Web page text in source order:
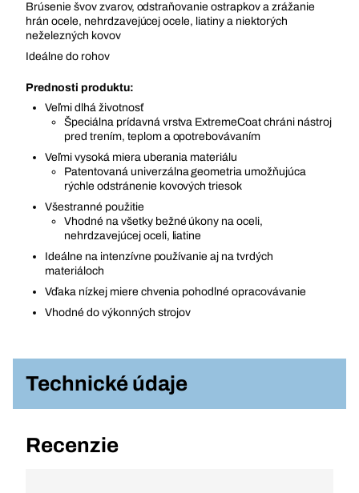
Brúsenie švov zvarov, odstraňovanie ostrapkov a zrážanie
hrán ocele, nehrdzavejúcej ocele, liatiny a niektorých
neželezných kovov
Ideálne do rohov
Prednosti produktu:
Veľmi dlhá životnosť
Špeciálna prídavná vrstva ExtremeCoat chráni nástroj
pred trením, teplom a opotrebovávaním
Veľmi vysoká miera uberania materiálu
Patentovaná univerzálna geometria umožňujúca
rýchle odstránenie kovových triesok
Všestranné použitie
Vhodné na všetky bežné úkony na oceli,
nehrdzavejúcej oceli, liatine
Ideálne na intenzívne používanie aj na tvrdých
materiáloch
Vďaka nízkej miere chvenia pohodlné opracovávanie
Vhodné do výkonných strojov
Technické údaje
Recenzie